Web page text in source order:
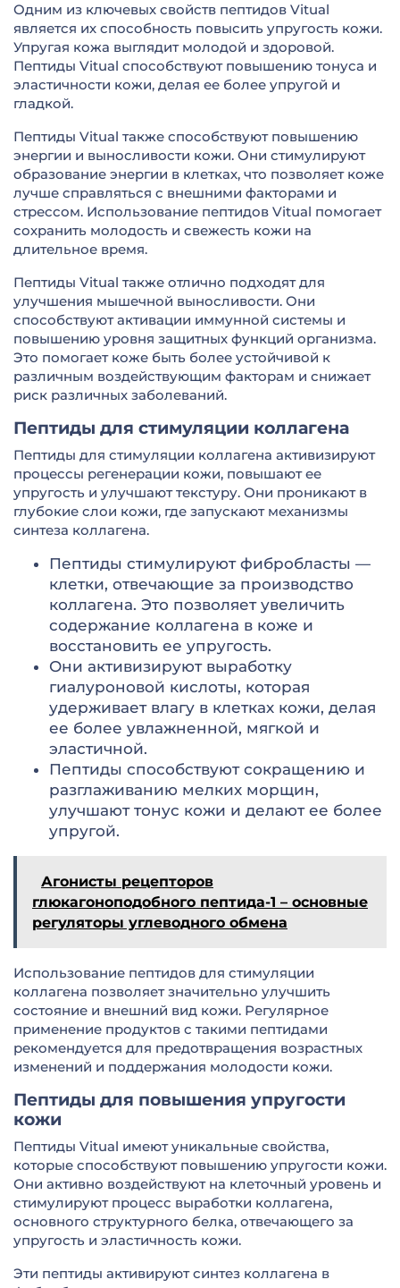
Одним из ключевых свойств пептидов Vitual
является их способность повысить упругость кожи.
Упругая кожа выглядит молодой и здоровой.
Пептиды Vitual способствуют повышению тонуса и
эластичности кожи, делая ее более упругой и
гладкой.
Пептиды Vitual также способствуют повышению
энергии и выносливости кожи. Они стимулируют
образование энергии в клетках, что позволяет коже
лучше справляться с внешними факторами и
стрессом. Использование пептидов Vitual помогает
сохранить молодость и свежесть кожи на
длительное время.
Пептиды Vitual также отлично подходят для
улучшения мышечной выносливости. Они
способствуют активации иммунной системы и
повышению уровня защитных функций организма.
Это помогает коже быть более устойчивой к
различным воздействующим факторам и снижает
риск различных заболеваний.
Пептиды для стимуляции коллагена
Пептиды для стимуляции коллагена активизируют
процессы регенерации кожи, повышают ее
упругость и улучшают текстуру. Они проникают в
глубокие слои кожи, где запускают механизмы
синтеза коллагена.
Пептиды стимулируют фибробласты —
клетки, отвечающие за производство
коллагена. Это позволяет увеличить
содержание коллагена в коже и
восстановить ее упругость.
Они активизируют выработку
гиалуроновой кислоты, которая
удерживает влагу в клетках кожи, делая
ее более увлажненной, мягкой и
эластичной.
Пептиды способствуют сокращению и
разглаживанию мелких морщин,
улучшают тонус кожи и делают ее более
упругой.
Агонисты рецепторов
глюкагоноподобного пептида-1 – основные
регуляторы углеводного обмена
Использование пептидов для стимуляции
коллагена позволяет значительно улучшить
состояние и внешний вид кожи. Регулярное
применение продуктов с такими пептидами
рекомендуется для предотвращения возрастных
изменений и поддержания молодости кожи.
Пептиды для повышения упругости
кожи
Пептиды Vitual имеют уникальные свойства,
которые способствуют повышению упругости кожи.
Они активно воздействуют на клеточный уровень и
стимулируют процесс выработки коллагена,
основного структурного белка, отвечающего за
упругость и эластичность кожи.
Эти пептиды активируют синтез коллагена в